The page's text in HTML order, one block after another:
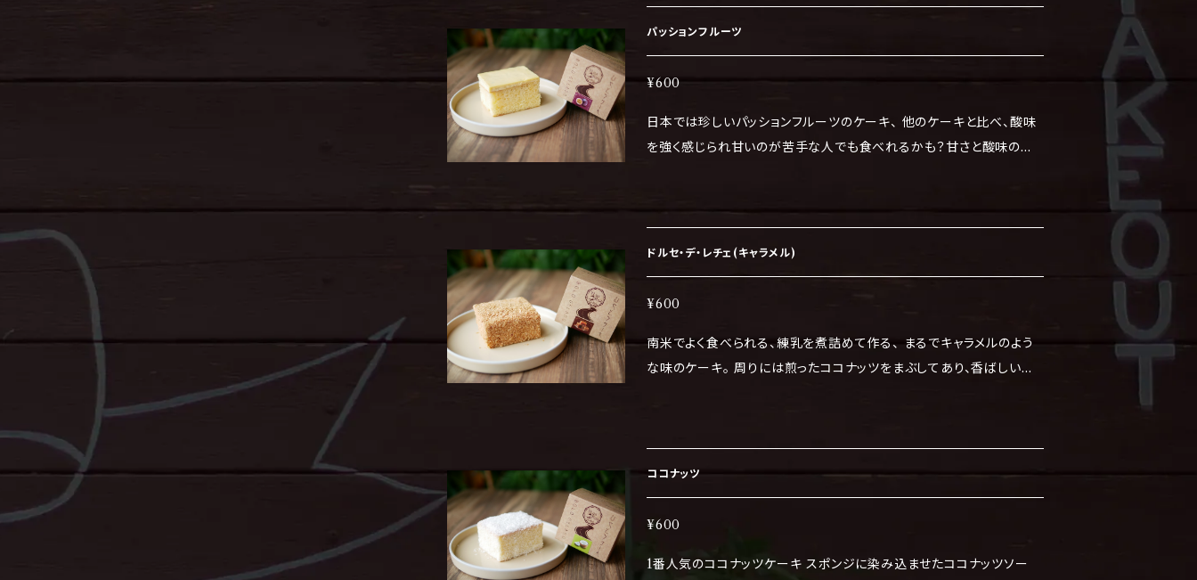
日以内に食べてください。
パッションフルーツ
¥600
日本では珍しいパッションフルーツのケーキ、 他のケーキと比べ、酸味
を強く感じられ甘いのが苦手な人でも食べれるかも？甘さと酸味の絶
食べてください。 ※解凍後は冷蔵庫に保存し、4日以内に食べてくださ
ドルセ・デ・レチェ(キャラメル)
¥600
南米でよく食べられる、練乳を煮詰めて作る、 まるでキャラメルのよう
な味のケーキ。 周りには煎ったココナッツをまぶしてあり、香ばしい味
後は冷蔵庫に保存し、4日以内に食べてください。
ココナッツ
¥600
1番人気のココナッツケーキ スポンジに染み込ませたココナッツソー